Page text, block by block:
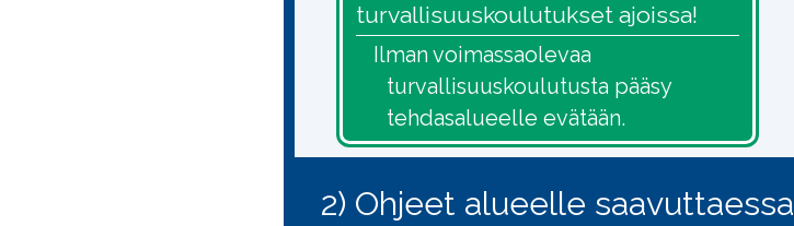
turvallisuuskoulutukset ajoissa!
Ilman voimassaolevaa
turvallisuuskoulutusta pääsy
tehdasalueelle evätään.
2) Ohjeet alueelle saavuttaessa